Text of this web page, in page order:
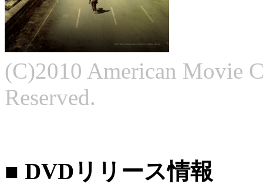
(C)2010 American Movie
Reserved.
■ DVDリリース情報